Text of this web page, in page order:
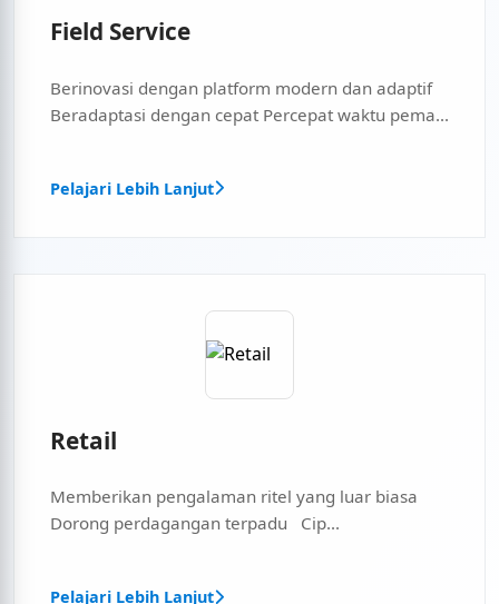
Field Service
Berinovasi dengan platform modern dan adaptif
Beradaptasi dengan cepat Percepat waktu pema...
Pelajari Lebih Lanjut
Retail
Memberikan pengalaman ritel yang luar biasa
Dorong perdagangan terpadu Cip...
Pelajari Lebih Lanjut